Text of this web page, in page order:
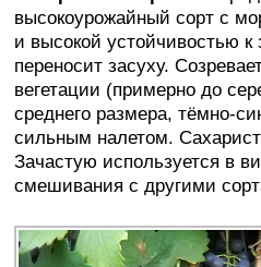
высокоурожайный сорт с
и высокой устойчивостью
переносит засуху.
вегетации (примерно до
среднего размера, тёмно-
сильным налетом.
Зачастую используется в
смешивания с другими